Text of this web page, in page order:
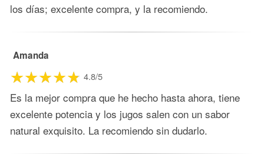
los días; excelente compra, y la recomiendo.
Amanda
4.8/5
Es la mejor compra que he hecho hasta ahora, tiene
excelente potencia y los jugos salen con un sabor
natural exquisito. La recomiendo sin dudarlo.